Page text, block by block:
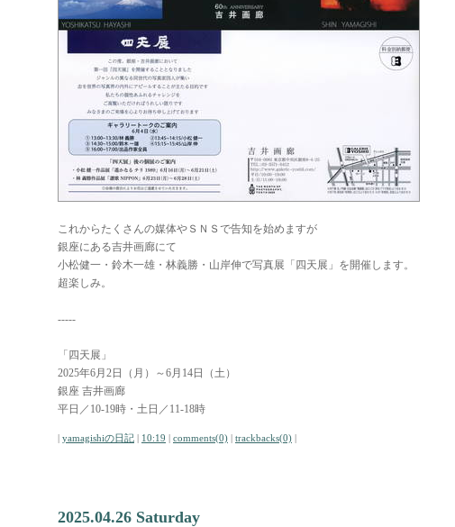
これからたくさんの媒体やＳＮＳで告知を始めますが
銀座にある吉井画廊にて
小松健一・鈴木一雄・林義勝・山岸伸で写真展「四天展」を開催します。
超楽しみ。
-----
「四天展」
2025年6月2日（月）～6月14日（土）
銀座 吉井画廊
平日／10-19時・土日／11-18時
| yamagishiの日記 | 10:19 | comments(0) | trackbacks(0) |
2025.04.26 Saturday